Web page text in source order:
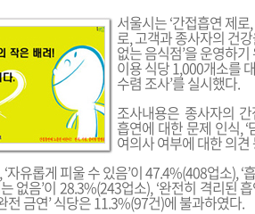
U
R
L
복
사
공
유
하
기
기
크
게
변
경
하
기
기
작
게
변
경
하
기
서울시는 ‘간접흡연 제
로, 고객과 종사자의 건
없는 음식점’을 운영하
이용 식당 1,000개소를
수렴 조사’를 실시했다.
조사내용은 종사자의
흡연에 대한 문제 인식,
여의사 여부에 대한 의견
자유롭게 피울 수 있음’이 47.4%(408업소), ‘
없음’이 28.3%(243업소), ‘완전히 격리된
전 금연’ 식당은 11.3%(97건)에 불과하였다.